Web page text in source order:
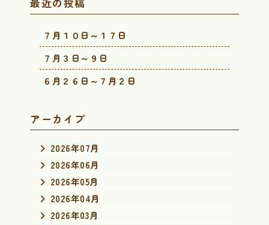
７月１０日～１７日
７月３日～９日
６月２６日～７月２日
アーカイブ
2026年07月
2026年06月
2026年05月
2026年04月
2026年03月